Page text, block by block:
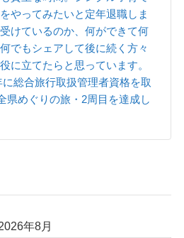
やってみたいと定年退職しま
けているのか、何ができて何
でもシェアして後に続く方々
に立てたらと思っています。
総合旅行取扱管理者資格を取
県めぐりの旅・2周目を達成し
年8月